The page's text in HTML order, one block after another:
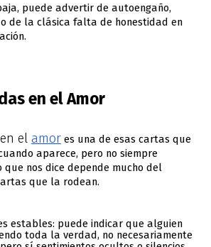
puede advertir de autoengaño,
de la clásica falta de honestidad en
en el Amor
el amor es una de esas cartas que
aparece, pero no siempre
que nos dice depende mucho del
que la rodean.
estables: puede indicar que alguien
toda la verdad, no necesariamente